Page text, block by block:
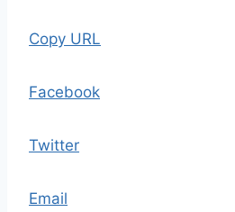
Copy URL
Facebook
Twitter
Email